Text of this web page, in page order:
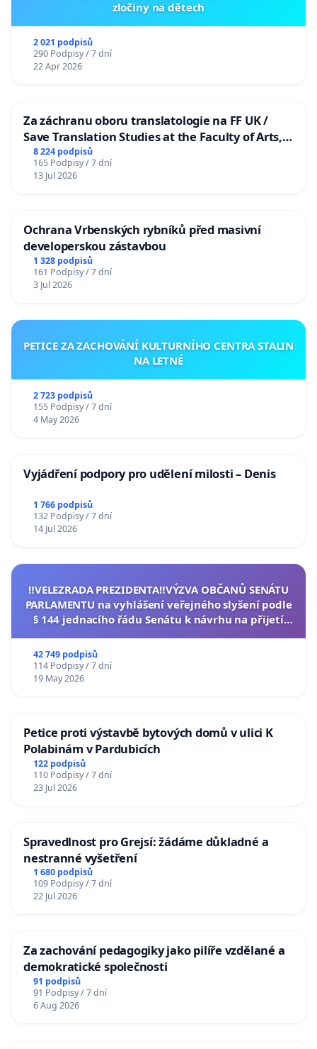
zločiny na dětech
2 021 podpisů
290 Podpisy / 7 dní
22 Apr 2026
Za záchranu oboru translatologie na FF UK /
Save Translation Studies at the Faculty of Arts,
Charles University
8 224 podpisů
165 Podpisy / 7 dní
13 Jul 2026
Ochrana Vrbenských rybníků před masivní
developerskou zástavbou
1 328 podpisů
161 Podpisy / 7 dní
3 Jul 2026
PETICE ZA ZACHOVÁNÍ KULTURNÍHO CENTRA STALIN
NA LETNÉ
2 723 podpisů
155 Podpisy / 7 dní
4 May 2026
Vyjádření podpory pro udělení milosti – Denis
1 766 podpisů
132 Podpisy / 7 dní
14 Jul 2026
‼️VELEZRADA PREZIDENTA‼️VÝZVA OBČANŮ SENÁTU
PARLAMENTU na vyhlášení veřejného slyšení podle
§ 144 jednacího řádu Senátu k návrhu na přijetí
42 749 podpisů
114 Podpisy / 7 dní
19 May 2026
Petice proti výstavbě bytových domů v ulici K
Polabinám v Pardubicích
122 podpisů
110 Podpisy / 7 dní
23 Jul 2026
Spravedlnost pro Grejsí: žádáme důkladné a
nestranné vyšetření
1 680 podpisů
109 Podpisy / 7 dní
22 Jul 2026
Za zachování pedagogiky jako pilíře vzdělané a
demokratické společnosti
91 podpisů
91 Podpisy / 7 dní
6 Aug 2026